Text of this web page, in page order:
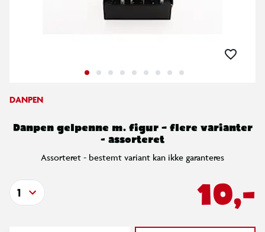
DANPEN
Danpen gelpenne m. figur – flere varianter
- assorteret
Assorteret - bestemt variant kan ikke garanteres
10,-
1